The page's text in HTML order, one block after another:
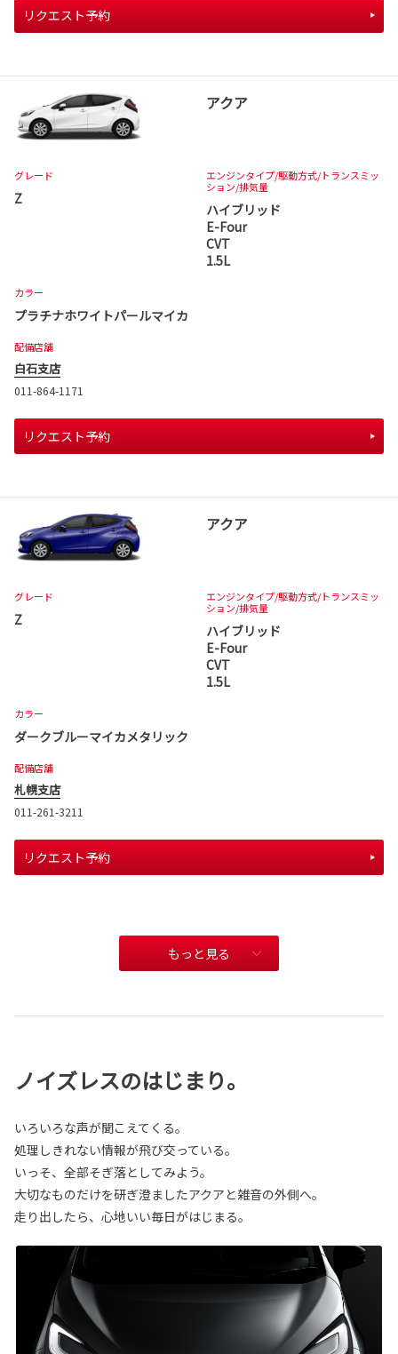
リクエスト予約
アクア
グレード
Z
エンジンタイプ/駆動方式/トランスミッ
ション/排気量
ハイブリッド
E-Four
CVT
1.5L
カラー
プラチナホワイトパールマイカ
配備店舗
白石支店
011-864-1171
リクエスト予約
アクア
グレード
Z
エンジンタイプ/駆動方式/トランスミッ
ション/排気量
ハイブリッド
E-Four
CVT
1.5L
カラー
ダークブルーマイカメタリック
配備店舗
札幌支店
011-261-3211
リクエスト予約
もっと見る
ノイズレスのはじまり。
いろいろな声が聞こえてくる。
処理しきれない情報が飛び交っている。
いっそ、全部そぎ落としてみよう。
大切なものだけを研ぎ澄ましたアクアと雑音の外側へ。
走り出したら、心地いい毎日がはじまる。